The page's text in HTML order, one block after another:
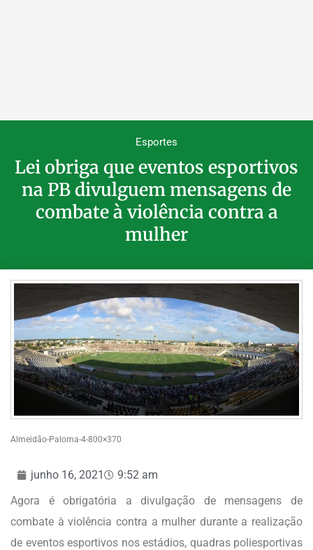
Esportes
Lei obriga que eventos esportivos
na PB divulguem mensagens de
combate à violência contra a
mulher
Almeidão-Paloma-4-800×370
junho 16, 2021
9:52 am
Agora é obrigatória a divulgação de mensagens de
combate à violência contra a mulher durante a realização
de eventos esportivos nos estádios, quadras poliesportivas